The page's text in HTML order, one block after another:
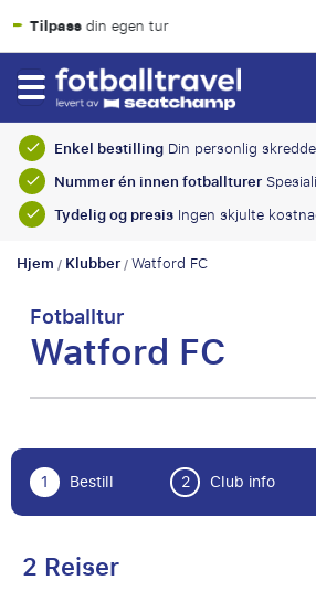
Enkel bestillingDin personlig
Nummer én innen fotballturer
Tydelig og presisIngen skjulte
Hjem/Klubber/Watford FC
Fotballtur
Watford FC
1 Bestill 2 Club info
2 Reiser